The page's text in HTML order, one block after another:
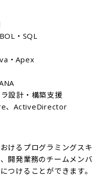
・SQL
・Apex
設計・構築支援
、ActiveDirector
けるプログラミングスキ
開発業務のチームメンバ
つけることができます。